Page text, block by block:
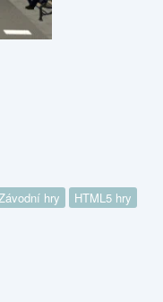
hry HTML5 hry